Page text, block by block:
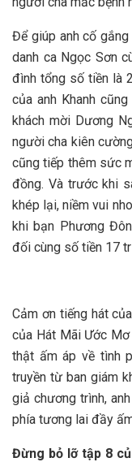
Để giúp anh cố
danh ca Ngọc Sơn
đình tổng số tiền là
của anh Khanh
khách mời Dương
người cha kiên
cũng tiếp thêm sức
đồng. Và trước khi
khép lại, niềm vui
khi bạn Phương
đối cùng số tiền 17
Cảm ơn tiếng hát
của Hát Mãi Ước
thật ấm áp về tình
truyền từ ban giám
giả chương trình,
phía tương lai đầy
Đừng bỏ lỡ tập 8